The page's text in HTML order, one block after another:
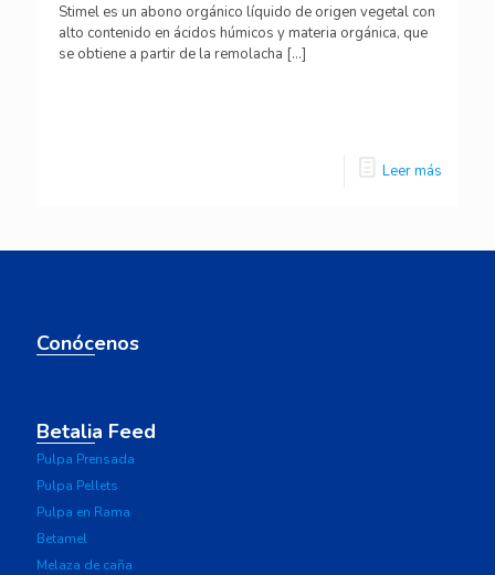
Stimel es un abono orgánico líquido de origen vegetal con
alto contenido en ácidos húmicos y materia orgánica, que
se obtiene a partir de la remolacha […]
Leer más
Conócenos
Betalia Feed
Pulpa Prensada
Pulpa Pellets
Pulpa en Rama
Betamel
Melaza de caña